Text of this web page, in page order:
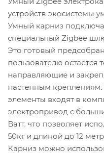
устройств экосистемы
Умный карниз
специальный Zigbee
Это готовый
пользователю остается
направляющие и
настенным
элементы входят в
электропривод с
Ватт, что позволяет
50кг и длиной до 12
Карниз можно